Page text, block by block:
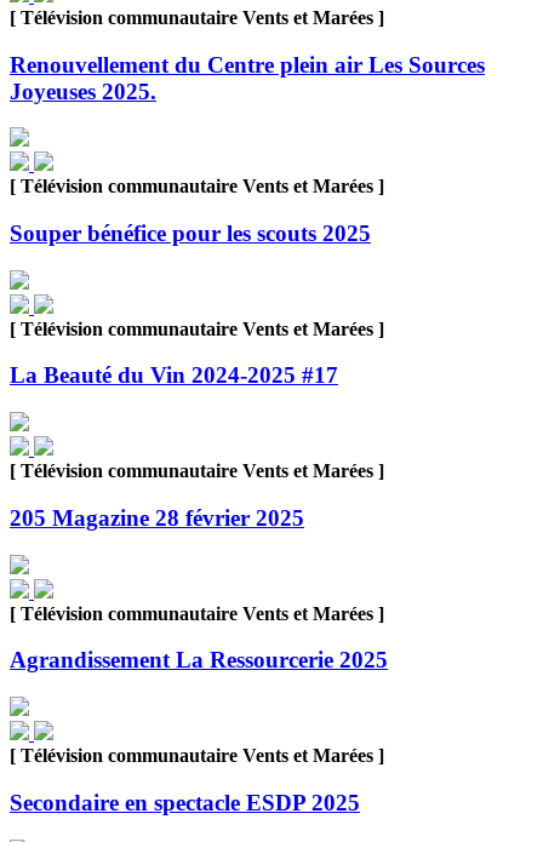
[ Télévision communautaire Vents et Marées ]
Renouvellement du Centre plein air Les Sources
Joyeuses 2025.
[ Télévision communautaire Vents et Marées ]
Souper bénéfice pour les scouts 2025
[ Télévision communautaire Vents et Marées ]
La Beauté du Vin 2024-2025 #17
[ Télévision communautaire Vents et Marées ]
205 Magazine 28 février 2025
[ Télévision communautaire Vents et Marées ]
Agrandissement La Ressourcerie 2025
[ Télévision communautaire Vents et Marées ]
Secondaire en spectacle ESDP 2025